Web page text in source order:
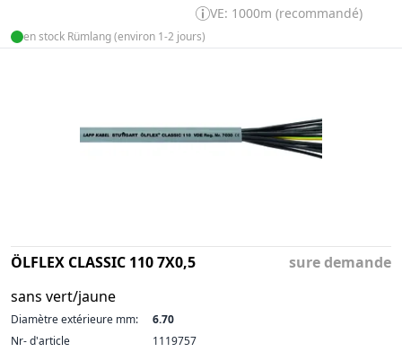
VE: 1000m (recommandé)
en stock Rümlang (environ 1-2 jours)
ÖLFLEX CLASSIC 110 7X0,5
sans vert/jaune
sure demande
Diamètre extérieure mm:
6.70
Nr- d'article
1119757